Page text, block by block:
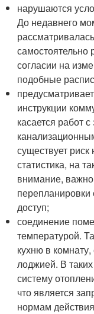
нарушаются
До недавнего
согласии на
подобные
инструкции
касается работ
существует
статистика, на
внимание, важно
перепланировки
доступ;
соединение
температурой.
кухню в
лоджией. В
систему
что является
нормам